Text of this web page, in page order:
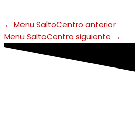
← Menu SaltoCentro anterior
Menu SaltoCentro siguiente →